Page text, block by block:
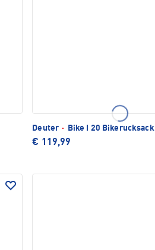
Deuter · Bike I 20 Bikerucksack
€ 119,99